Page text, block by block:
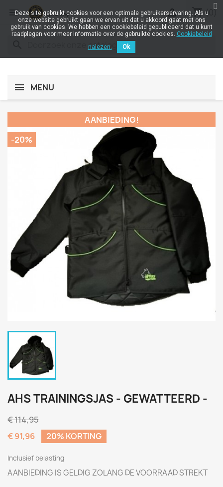
 shopping_cart (0)

MENU
AANBIEDING!
-20%
AHS TRAININGSJAS - GEWATTEERD -
€ 114,95
€ 91,96
20% KORTING
Inclusief belasting
AANBIEDING IS GELDIG ZOLANG DE VOORRAAD STREKT
Deze site gebruikt cookies voor een optimale gebruikerservaring. Als u
onze website gebruikt gaan we ervan uit dat u akkoord gaat met ons
gebruik van cookies. We hebben een cookiebeleid gepubliceerd dat u kunt
raadplegen voor meer informatie over de gebruikte cookies. Cookiebeleid
nalezen.
Ok